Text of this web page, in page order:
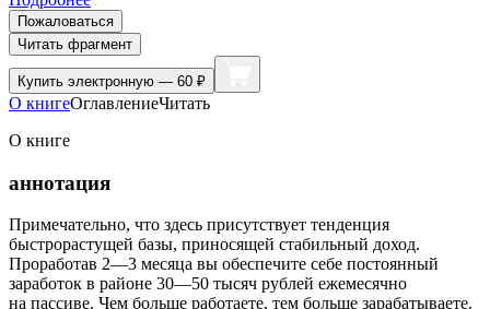
Пожаловаться
Читать фрагмент
Купить электронную — 60 ₽
О книгеОглавлениеЧитать
О книге
аннотация
Примечательно, что здесь присутствует тенденция
быстрорастущей базы, приносящей стабильный доход.
Проработав 2—3 месяца вы обеспечите себе постоянный
заработок в районе 30—50 тысяч рублей ежемесячно
на пассиве. Чем больше работаете, тем больше зарабатываете.